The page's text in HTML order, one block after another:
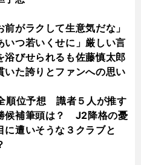
前がラクして生意気だな」
いつ若いくせに」厳しい言
浴びせられるも佐藤慎太郎
いた誇りとファンへの思い
順位予想 識者５人が推す
候補筆頭は？ J2降格の憂
に遭いそうな３クラブと